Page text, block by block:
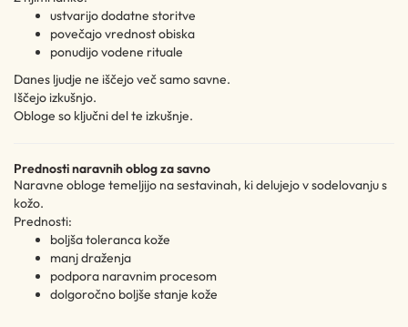
ustvarijo dodatne storitve
povečajo vrednost obiska
ponudijo vodene rituale
Danes ljudje ne iščejo več samo savne.
Iščejo izkušnjo.
Obloge so ključni del te izkušnje.
Prednosti naravnih oblog za savno
Naravne obloge temeljijo na sestavinah, ki delujejo v sodelovanju s
kožo.
Prednosti:
boljša toleranca kože
manj draženja
podpora naravnim procesom
dolgoročno boljše stanje kože